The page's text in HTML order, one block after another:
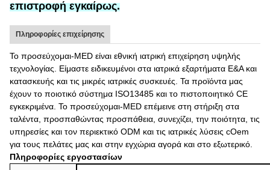
επιστροφή εγκαίρως.
Πληροφορίες επιχείρησης
Το προσεύχομαι-MED είναι εθνική ιατρική επιχείρηση υψηλής
τεχνολογίας. Είμαστε ειδικευμένοι στα ιατρικά εξαρτήματα Ε&Α και
κατασκευής και τις μικρές ιατρικές συσκευές. Τα προϊόντα μας
έχουν το ποιοτικό σύστημα ISO13485 και το πιστοποιητικό CE
εγκεκριμένα. Το προσεύχομαι-MED επέμεινε στη στήριξη στα
ταλέντα, προσπαθώντας προσπάθεια, συνεχίζει, την ποιότητα, τις
υπηρεσίες και τον περιεκτικό ODM και τις ιατρικές λύσεις cOem
για τους πελάτες μας και στην εγχώρια αγορά και στο εξωτερικό.
Πληροφορίες εργοστασίων